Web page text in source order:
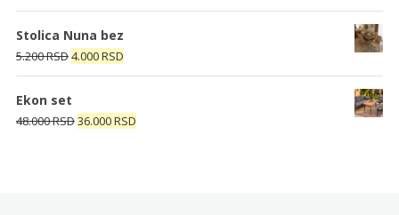
32.480 RSD.
cena
je
bila:
5.200 RSD.
cena
je:
4.000 RSD.
Stolica Nuna bez
5.200RSDOriginalna
cena
je
bila:
4.000RSDTrenutna
cena
4.000 RSD.
Ekon set
48.000RSDOriginalna
36.000RSDTrenutna